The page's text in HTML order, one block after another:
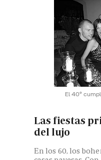
El 40º
Las fiestas
del lujo
En los 60, los